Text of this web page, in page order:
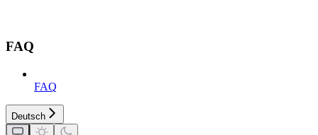
FAQ
FAQ
Deutsch